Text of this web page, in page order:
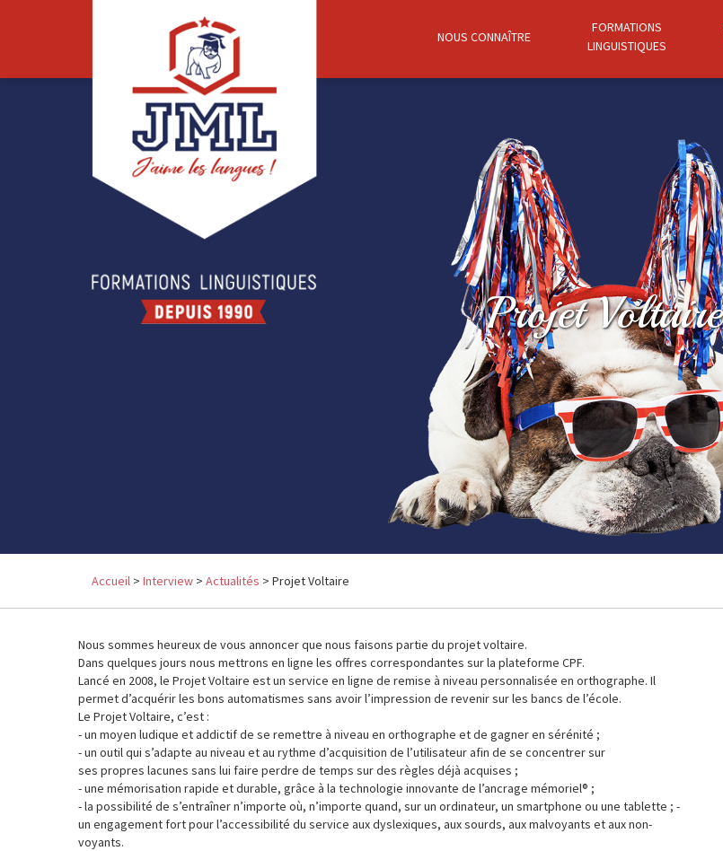
NOUS CONNAÎTRE
FORMATIONS
LINGUISTIQUES
Projet Voltaire
Accueil > Interview > Actualités > Projet Voltaire
Nous sommes heureux de vous annoncer que nous faisons partie du projet voltaire.
Dans quelques jours nous mettrons en ligne les offres correspondantes sur la plateforme CPF.
Lancé en 2008, le Projet Voltaire est un service en ligne de remise à niveau personnalisée en orthographe. Il
permet d’acquérir les bons automatismes sans avoir l’impression de revenir sur les bancs de l’école.
Le Projet Voltaire, c’est :
- un moyen ludique et addictif de se remettre à niveau en orthographe et de gagner en sérénité ;
- un outil qui s’adapte au niveau et au rythme d’acquisition de l’utilisateur afin de se concentrer sur
ses propres lacunes sans lui faire perdre de temps sur des règles déjà acquises ;
- une mémorisation rapide et durable, grâce à la technologie innovante de l’ancrage mémoriel® ;
- la possibilité de s’entraîner n’importe où, n’importe quand, sur un ordinateur, un smartphone ou une tablette ; -
un engagement fort pour l’accessibilité du service aux dyslexiques, aux sourds, aux malvoyants et aux non-
voyants.